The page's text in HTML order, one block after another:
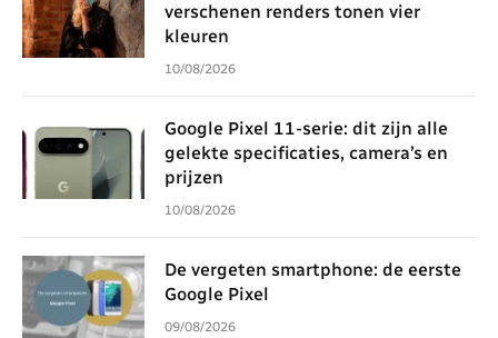
verschenen renders tonen vier
kleuren
10/08/2026
Google Pixel 11-serie: dit zijn alle
gelekte specificaties, camera’s en
prijzen
10/08/2026
De vergeten smartphone: de eerste
Google Pixel
09/08/2026